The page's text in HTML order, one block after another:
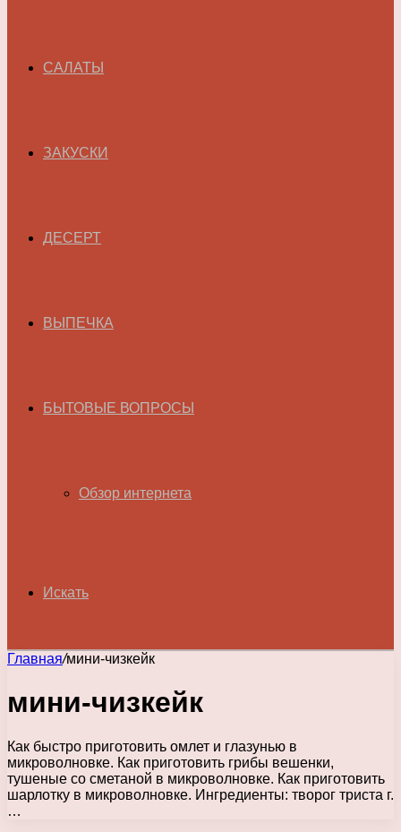
САЛАТЫ
ЗАКУСКИ
ДЕСЕРТ
ВЫПЕЧКА
БЫТОВЫЕ ВОПРОСЫ
Обзор интернета
Искать
Главная/мини-чизкейк
мини-чизкейк
Как быстро приготовить омлет и глазунью в
микроволновке. Как приготовить грибы вешенки,
тушеные со сметаной в микроволновке. Как приготовить
шарлотку в микроволновке. Ингредиенты: творог триста г.
…